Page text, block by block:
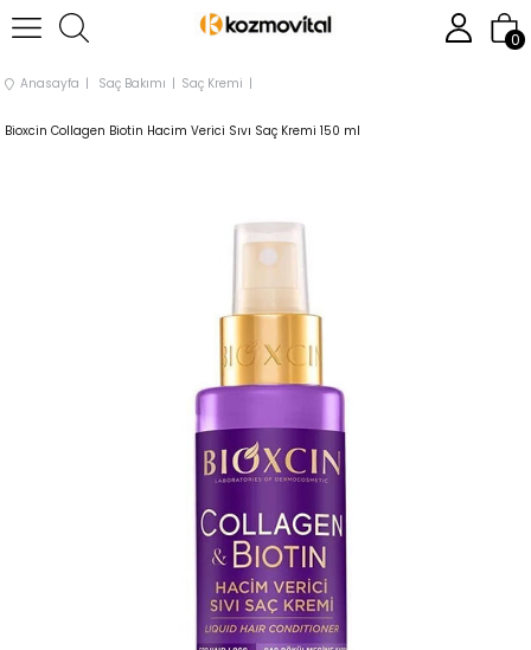
0
Anasayfa Saç Bakımı Saç Kremi
Bioxcin Collagen Biotin Hacim Verici Sıvı Saç Kremi 150 ml